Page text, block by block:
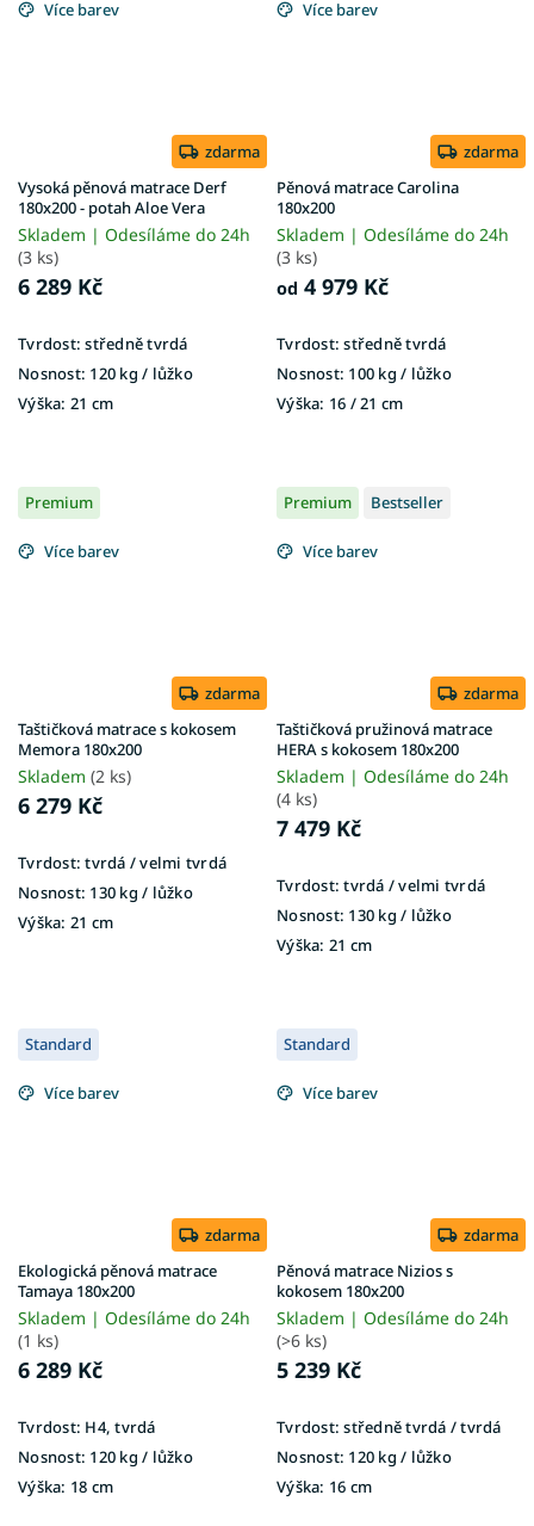
Více barev
zdarma
Vysoká pěnová matrace Derf
180x200 - potah Aloe Vera
Skladem | Odesíláme do 24h
(3 ks)
6 289 Kč
Tvrdost: středně tvrdá
Nosnost: 120 kg​​​​​ / lůžko
Výška: 21 cm
Více barev
zdarma
Pěnová matrace Carolina
180x200
Skladem | Odesíláme do 24h
(3 ks)
od 4 979 Kč
Tvrdost: středně tvrdá
Nosnost: 100 kg ​​​​​/ lůžko
Výška: 16 / 21 cm
Premium
Více barev
zdarma
Taštičková matrace s kokosem
Memora 180x200
Skladem (2 ks)
6 279 Kč
Tvrdost: tvrdá / velmi tvrdá
Nosnost: 130 kg / lůžko
Výška: 21 cm
Premium Bestseller
Více barev
zdarma
Taštičková pružinová matrace
HERA s kokosem 180x200
Skladem | Odesíláme do 24h
(4 ks)
7 479 Kč
Tvrdost: tvrdá / velmi tvrdá
Nosnost: 130 kg​​​​​ / lůžko
Výška: 21 cm
Standard
Více barev
zdarma
Ekologická pěnová matrace
Tamaya 180x200
Skladem | Odesíláme do 24h
(1 ks)
6 289 Kč
Tvrdost: H4, tvrdá
Nosnost: 120 kg / lůžko
Výška: 18 cm
Standard
Více barev
zdarma
Pěnová matrace Nizios s
kokosem 180x200
Skladem | Odesíláme do 24h
(>6 ks)
5 239 Kč
Tvrdost: středně tvrdá / tvrdá
Nosnost: 120 kg ​​​​​/ lůžko
Výška: 16 cm